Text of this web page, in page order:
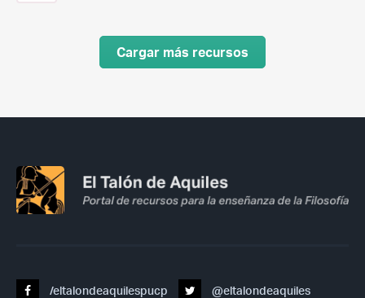
Cargar más recursos
/eltalondeaquilespucp @eltalondeaquiles